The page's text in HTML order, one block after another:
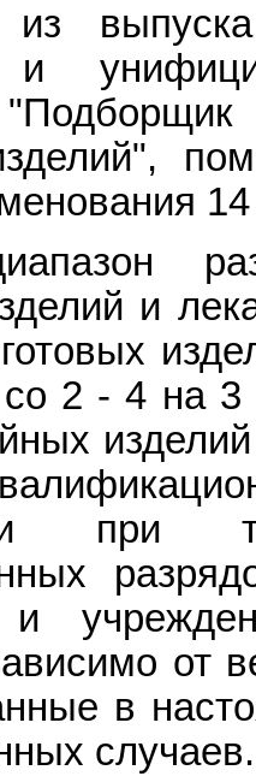
из
и
и
2 - 4 на
при
и
от
в
случаев.